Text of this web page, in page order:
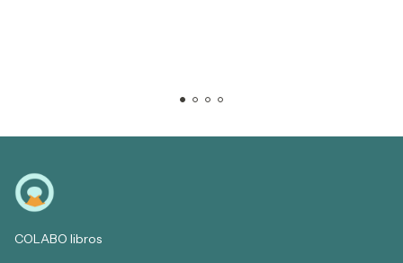
COLABO libros